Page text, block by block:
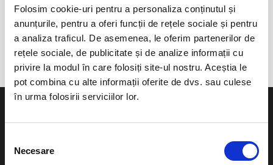
Folosim cookie-uri pentru a personaliza conținutul și
anunțurile, pentru a oferi funcții de rețele sociale și pentru
a analiza traficul. De asemenea, le oferim partenerilor de
rețele sociale, de publicitate și de analize informații cu
privire la modul în care folosiți site-ul nostru. Aceștia le
pot combina cu alte informații oferite de dvs. sau culese
în urma folosirii serviciilor lor.
consimțământului
Necesare
anunta-ma pe email cand apare urmatorul eveniment la
Zabala
Evenimente